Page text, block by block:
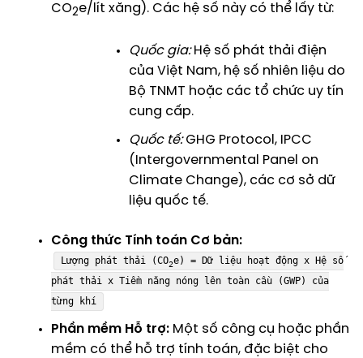
CO2e/lít xăng). Các hệ số này có thể lấy từ:
Quốc gia:Hệ số phát thải điện
của Việt Nam, hệ số nhiên liệu do
Bộ TNMT hoặc các tổ chức uy tín
cung cấp.
Quốc tế:GHG Protocol, IPCC
(Intergovernmental Panel on
Climate Change), các cơ sở dữ
liệu quốc tế.
Công thức Tính toán Cơ bản:
Lượng phát thải (CO2e) = Dữ liệu hoạt động x Hệ số
phát thải x Tiềm năng nóng lên toàn cầu (GWP) của
từng khí
Phần mềm Hỗ trợ: Một số công cụ hoặc phần
mềm có thể hỗ trợ tính toán, đặc biệt cho